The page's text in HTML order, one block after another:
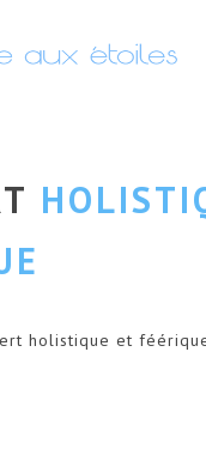
holistique et